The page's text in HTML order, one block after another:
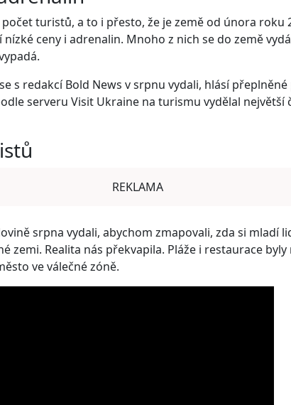
turistů, a to i přesto, že je země od února roku
nízké ceny i adrenalin. Mnoho z nich se do země
s redakcí Bold News v srpnu vydali, hlásí přeplněné
serveru Visit Ukraine na turismu vydělal největší
REKLAMA
srpna vydali, abychom zmapovali, zda si mladí
zemi. Realita nás překvapila. Pláže i restaurace
ve válečné zóně.